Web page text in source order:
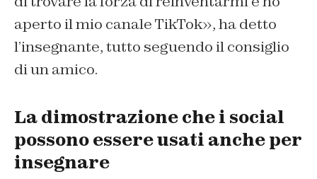
aperto il mio canale TikTok», ha detto
l’insegnante, tutto seguendo il consiglio
di un amico.
La dimostrazione che i social
possono essere usati anche per
insegnare